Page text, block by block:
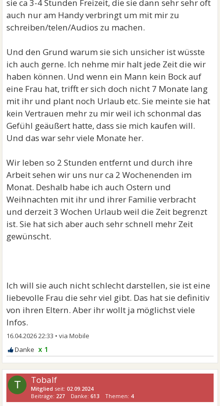
sie ca 3-4 Stunden Freizeit, die sie dann sehr sehr oft
auch nur am Handy verbringt um mit mir zu
schreiben/telen/Audios zu machen.
Und den Grund warum sie sich unsicher ist wüsste
ich auch gerne. Ich nehme mir halt jede Zeit die wir
haben können. Und wenn ein Mann kein Bock auf
eine Frau hat, trifft er sich doch nicht 7 Monate lang
mit ihr und plant noch Urlaub etc. Sie meinte sie hat
kein Vertrauen mehr zu mir weil ich schonmal das
Gefühl geäußert hatte, dass sie mich kaufen will.
Und das war sehr viele Monate her.
Wir leben so 2 Stunden entfernt und durch ihre
Arbeit sehen wir uns nur ca 2 Wochenenden im
Monat. Deshalb habe ich auch Ostern und
Weihnachten mit ihr und ihrer Familie verbracht
und derzeit 3 Wochen Urlaub weil die Zeit begrenzt
ist. Sie hat sich aber auch sehr schnell mehr Zeit
gewünscht.
Ich will sie auch nicht schlecht darstellen, sie ist eine
liebevolle Frau die sehr viel gibt. Das hat sie definitiv
von ihren Eltern. Aber ihr wollt ja möglichst viele
Infos.
16.04.2026 22:33 •
x 1
T Tobalf
Mitglied seit:02.09.2024
Beiträge: 227 Danke:613 Themen: 4